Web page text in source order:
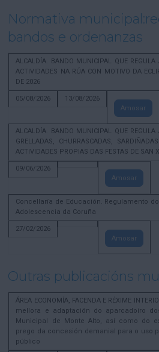
Normativa
bandos e ordenanzas
ALCALDÍA. BANDO MUNICIPAL QUE REGULA
ACTIVIDADES NA RÚA CON MOTIVO DA
DE 2026
05/08/2026
13/08/2026
Amosar
ALCALDÍA. BANDO MUNICIPAL QUE REGULA
GRELLADAS, CHURRASCADAS,
ACTIVIDADES PROPIAS DAS FESTAS DE SAN
09/06/2026
Amosar
Concellaría de Educación. Regulamento
Adolescencia da Coruña
27/02/2026
Amosar
Outras publicacións
ÁREA ECONOMÍA, FACENDA E RÉXIME
mellora e adaptación do aparcadoiro
Municipal de Monte Alto, así como do
prego da concesión demanial para o uso
público